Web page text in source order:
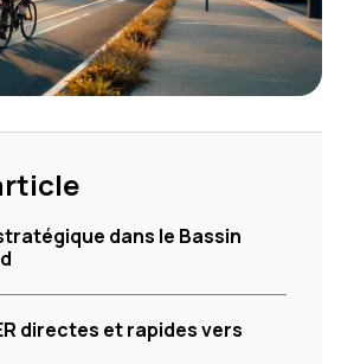
dans le Bassin
directes et rapides vers